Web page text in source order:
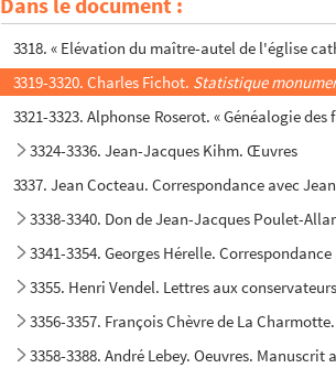
3316-3317. Françoise Bibolet. « Les Institutions
3318. « Elévation du maître-autel de l'église
3319-3320. Charles Fichot. Statistique
3321-3323. Alphonse Roserot. « Généalogie
3324-3336. Jean-Jacques Kihm. Œuvres
3337. Jean Cocteau. Correspondance avec
3338-3340. Don de Jean-Jacques Poulet-
3341-3354. Georges Hérelle.
3355. Henri Vendel. Lettres aux
3356-3357. François Chèvre de La
3358-3388. André Lebey. Oeuvres.